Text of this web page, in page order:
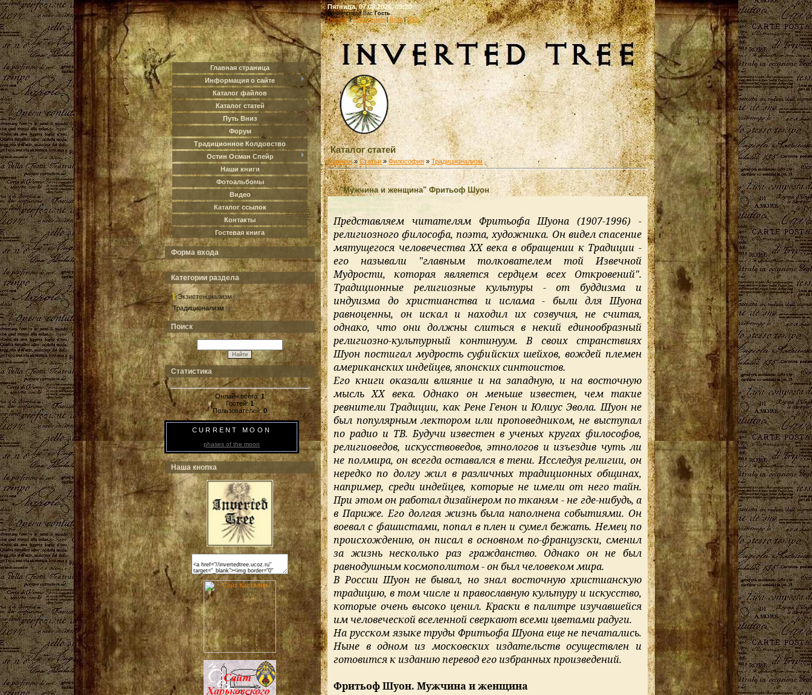
Главная страница
Информация о сайте
Каталог файлов
Каталог статей
Путь Вниз
Форум
Традиционное Колдовство
Остин Осман Спейр
Наши книги
Фотоальбомы
Видео
Каталог ссылок
Контакты
Гостевая книга
Форма входа
Категории раздела
Экзистенциализм [2]
Традиционализм [4]
Поиск
Статистика
Онлайн всего:1
Гостей:1
Пользователей:0
CURRENT MOON
phases of the moon
Наша кнопка
Пятница, 07.08.2026, 09:20
Приветствую Вас Гость
Главная|Регистрация|Вход|RSS
Каталог статей
Главная»Статьи »Философия » Традиционализм
"Мужчина и женщина" Фритьоф Шуон
Представляем читателям Фритьофа Шуона (1907-1996) -
религиозного философа, поэта, художника. Он видел спасение
мятущегося человечества XX века в обращении к Традиции -
его называли "главным толкователем той Извечной
Мудрости, которая является сердцем всех Откровений".
Традиционные религиозные культуры - от буддизма и
индуизма до христианства и ислама - были для Шуона
равноценны, он искал и находил их созвучия, не считая,
однако, что они должны слиться в некий единообразный
религиозно-культурный континуум. В своих странствиях
Шуон постигал мудрость суфийских шейхов, вождей племен
американских индейцев, японских синтоистов.
Его книги оказали влияние и на западную, и на восточную
мысль XX века. Однако он меньше известен, чем такие
ревнители Традиции, как Рене Генон и Юлиус Эвола. Шуон не
был популярным лектором или проповедником, не выступал
по радио и ТВ. Будучи известен в ученых кругах философов,
религиоведов, искусствоведов, этнологов и изъездив чуть ли
не полмира, он всегда оставался в тени. Исследуя религии, он
нередко по долгу жил в различных традиционных общинах,
например, среди индейцев, которые не имели от него тайн.
При этом он работал дизайнером по тканям - не где-нибудь, а
в Париже. Его долгая жизнь была наполнена событиями. Он
воевал с фашистами, попал в плен и сумел бежать. Немец по
происхождению, он писал в основном по-французски, сменил
за жизнь несколько раз гражданство. Однако он не был
равнодушным космополитом - он был человеком мира.
В России Шуон не бывал, но знал восточную христианскую
традицию, в том числе и православную культуру и искусство,
которые очень высоко ценил. Краски в палитре изучавшейся
им человеческой вселенной сверкают всеми цветами радуги.
На русском языке труды Фритьофа Шуона еще не печатались.
Ныне в одном из московских издательств осуществлен и
готовится к изданию перевод его избранных произведений.
Фритьоф Шуон. Мужчина и женщина